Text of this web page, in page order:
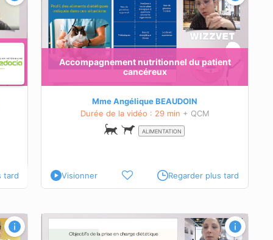
tard
Accompagnement nutritionnel du patient
cancéreux
Mme Angélique BEAUDOIN
Durée de la vidéo : 29 min + QCM
ALIMENTATION
Visionner Regarder plus tard
qui